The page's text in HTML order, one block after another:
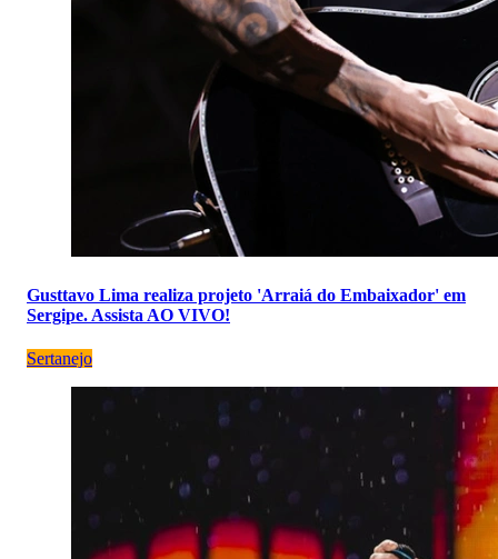
Gusttavo Lima realiza projeto 'Arraiá do Embaixador' em
Sergipe. Assista AO VIVO!
Sertanejo